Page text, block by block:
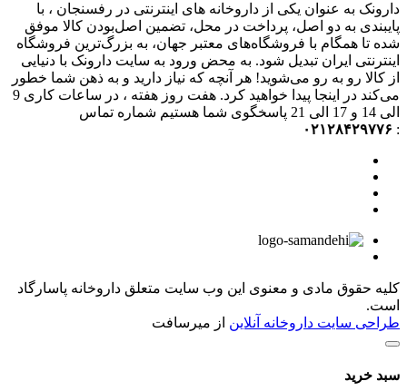
دارونک به عنوان یکی از داروخانه های اینترنتی در رفسنجان ، با
پایبندی به دو اصل، پرداخت در محل، تضمین اصل‌بودن کالا موفق
شده تا همگام با فروشگاه‌های معتبر جهان، به بزرگ‌ترین فروشگاه
اینترنتی ایران تبدیل شود. به محض ورود به سایت دارونک با دنیایی
از کالا رو به رو می‌شوید! هر آنچه که نیاز دارید و به ذهن شما خطور
می‌کند در اینجا پیدا خواهید کرد. هفت روز هفته ، در ساعات کاری 9
الی 14 و 17 الی 21 پاسخگوی شما هستیم شماره تماس
: ۰۲۱۲۸۴۲۹۷۷۶
کلیه حقوق مادی و معنوی این وب سایت متعلق داروخانه پاسارگاد
است.
طراحی سایت داروخانه آنلاین از میرسافت
سبد خرید